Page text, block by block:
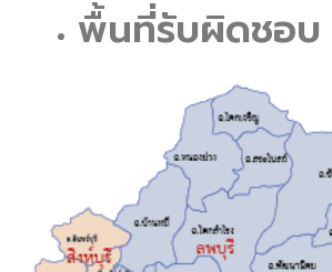
พื้นที่รับผิดชอบ